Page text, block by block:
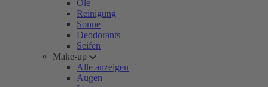
Öle
Reinigung
Sonne
Deodorants
Seifen
Make-up
Alle anzeigen
Augen